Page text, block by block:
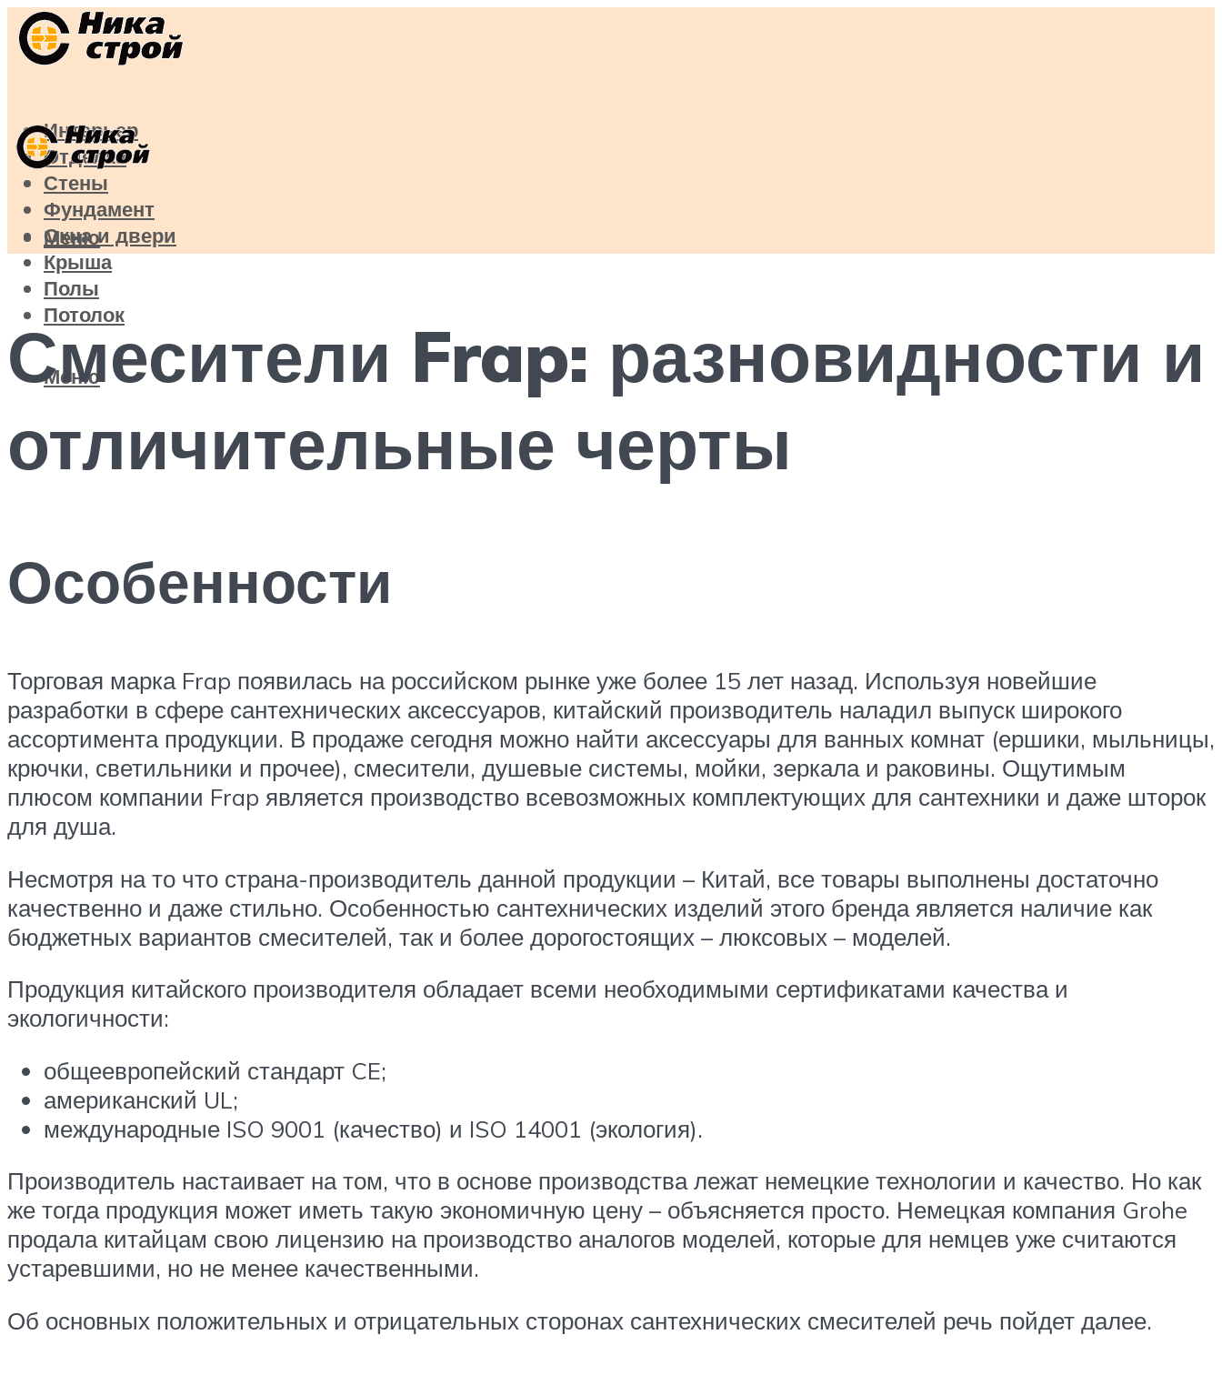
Интерьер
Отделка
Стены
Фундамент
Окна и двери
Крыша
Полы
Потолок
Меню
Меню
Смесители Frap: разновидности и
отличительные черты
Особенности
Торговая марка Frap появилась на российском рынке уже более 15 лет назад. Используя новейшие
разработки в сфере сантехнических аксессуаров, китайский производитель наладил выпуск широкого
ассортимента продукции. В продаже сегодня можно найти аксессуары для ванных комнат (ершики, мыльницы,
крючки, светильники и прочее), смесители, душевые системы, мойки, зеркала и раковины. Ощутимым
плюсом компании Frap является производство всевозможных комплектующих для сантехники и даже шторок
для душа.
Несмотря на то что страна-производитель данной продукции – Китай, все товары выполнены достаточно
качественно и даже стильно. Особенностью сантехнических изделий этого бренда является наличие как
бюджетных вариантов смесителей, так и более дорогостоящих – люксовых – моделей.
Продукция китайского производителя обладает всеми необходимыми сертификатами качества и
экологичности:
общеевропейский стандарт CE;
американский UL;
международные ISO 9001 (качество) и ISO 14001 (экология).
Производитель настаивает на том, что в основе производства лежат немецкие технологии и качество. Но как
же тогда продукция может иметь такую экономичную цену – объясняется просто. Немецкая компания Grohe
продала китайцам свою лицензию на производство аналогов моделей, которые для немцев уже считаются
устаревшими, но не менее качественными.
Об основных положительных и отрицательных сторонах сантехнических смесителей речь пойдет далее.